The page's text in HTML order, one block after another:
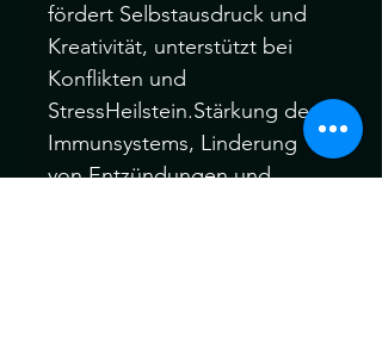
fördert Selbstausdruck und
Kreativität, unterstützt bei
Konflikten und
StressHeilstein.Stärkung des
Immunsystems, Linderung
von Entzündungen und